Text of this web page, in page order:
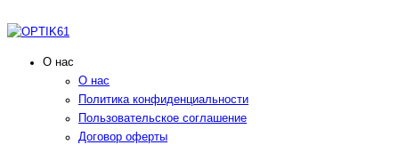
О нас
О нас
Политика конфиденциальности
Пользовательское соглашение
Договор оферты